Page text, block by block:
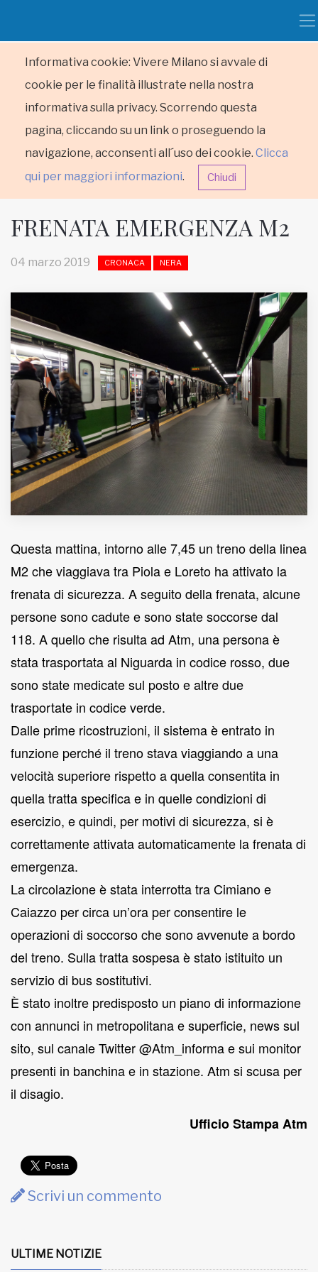
Informativa cookie: Vivere Milano si avvale di
cookie per le finalità illustrate nella nostra
informativa sulla privacy. Scorrendo questa
pagina, cliccando su un link o proseguendo la
navigazione, acconsenti all´uso dei cookie. Clicca
qui per maggiori informazioni. Chiudi
RUBRICHE
MUNICIPI
Inviateci le vostre segnalazioni
Iscriviti alla newsletter
www.viveremilano.info
Fondato e diretto da Enzo De
Bernardis
Informativa sulla privacy
FRENATA EMERGENZA M2
04 marzo 2019 CRONACA NERA
Questa mattina, intorno alle 7,45 un treno della linea
M2 che viaggiava tra Piola e Loreto ha attivato la
frenata di sicurezza. A seguito della frenata, alcune
persone sono cadute e sono state soccorse dal
118. A quello che risulta ad Atm, una persona è
stata trasportata al Niguarda in codice rosso, due
sono state medicate sul posto e altre due
trasportate in codice verde.
Dalle prime ricostruzioni, il sistema è entrato in
funzione perché il treno stava viaggiando a una
velocità superiore rispetto a quella consentita in
quella tratta specifica e in quelle condizioni di
esercizio, e quindi, per motivi di sicurezza, si è
correttamente attivata automaticamente la frenata di
emergenza.
La circolazione è stata interrotta tra Cimiano e
Caiazzo per circa un’ora per consentire le
operazioni di soccorso che sono avvenute a bordo
del treno. Sulla tratta sospesa è stato istituito un
servizio di bus sostitutivi.
È stato inoltre predisposto un piano di informazione
con annunci in metropolitana e superficie, news sul
sito, sul canale Twitter @Atm_informa e sui monitor
presenti in banchina e in stazione. Atm si scusa per
il disagio.
Ufficio Stampa Atm
Scrivi un commento
ULTIME NOTIZIE